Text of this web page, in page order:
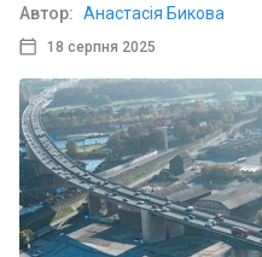
18 серпня 2025
Автор: Анастасія Бикова